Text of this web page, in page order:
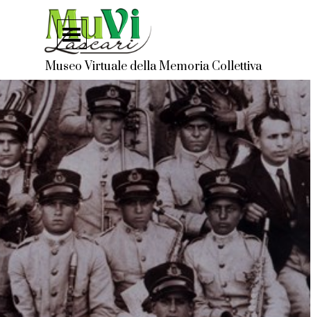
Salta menù
Museo Virtuale della Memoria Collettiva